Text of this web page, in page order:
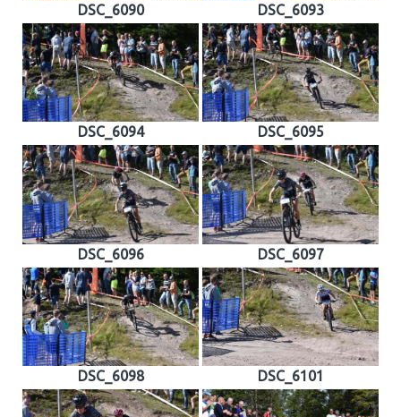
DSC_6090 DSC_6093
DSC_6094 DSC_6095
DSC_6096 DSC_6097
DSC_6098 DSC_6101